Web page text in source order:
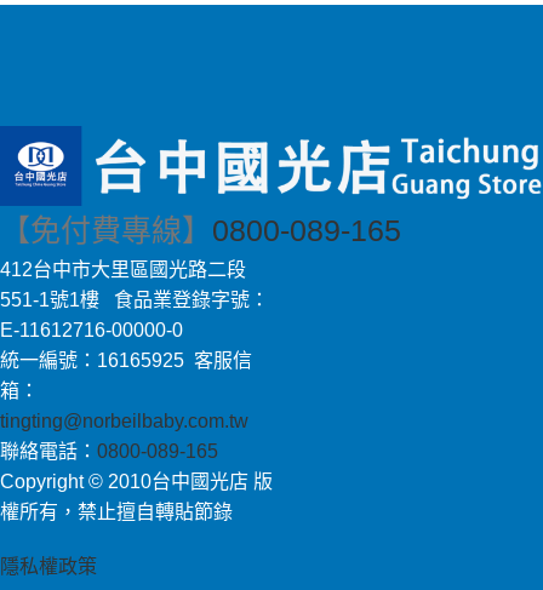
【免付費專線】 0800-089-165
412台中市大里區國光路二段
551-1號1樓 食品業登錄字號：
E-11612716-00000-0
統一編號：16165925 客服信
箱：
tingting@norbeilbaby.com.tw
聯絡電話： 0800-089-165
Copyright © 2010台中國光店 版
權所有，禁止擅自轉貼節錄
隱私權政策